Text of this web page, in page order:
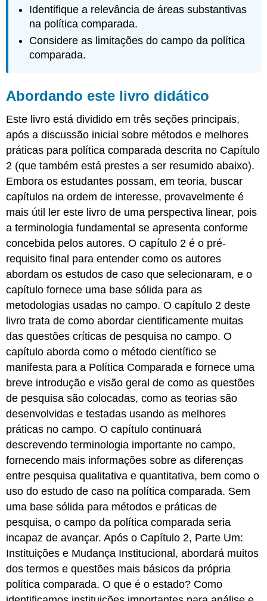
Primeira
parte:
Instituições
mudança
2:
e
limites
Parte
Três:
Comportamento
político
comparativo
Identifique a relevância de áreas substantivas
na política comparada.
Considere as limitações do campo da política
comparada.
Abordando este livro didático
Este livro está dividido em três seções principais,
após a discussão inicial sobre métodos e melhores
práticas para política comparada descrita no Capítulo
2 (que também está prestes a ser resumido abaixo).
Embora os estudantes possam, em teoria, buscar
capítulos na ordem de interesse, provavelmente é
mais útil ler este livro de uma perspectiva linear, pois
a terminologia fundamental se apresenta conforme
concebida pelos autores. O capítulo 2 é o pré-
requisito final para entender como os autores
abordam os estudos de caso que selecionaram, e o
capítulo fornece uma base sólida para as
metodologias usadas no campo. O capítulo 2 deste
livro trata de como abordar cientificamente muitas
das questões críticas de pesquisa no campo. O
capítulo aborda como o método científico se
manifesta para a Política Comparada e fornece uma
breve introdução e visão geral de como as questões
de pesquisa são colocadas, como as teorias são
desenvolvidas e testadas usando as melhores
práticas no campo. O capítulo continuará
descrevendo terminologia importante no campo,
fornecendo mais informações sobre as diferenças
entre pesquisa qualitativa e quantitativa, bem como o
uso do estudo de caso na política comparada. Sem
uma base sólida para métodos e práticas de
pesquisa, o campo da política comparada seria
incapaz de avançar. Após o Capítulo 2, Parte Um:
Instituições e Mudança Institucional, abordará muitos
dos termos e questões mais básicos da própria
política comparada. O que é o estado? Como